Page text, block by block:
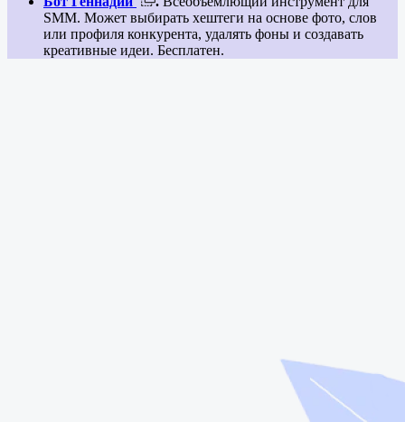
SMM. Может выбирать хештеги на основе фото, слов
или профиля конкурента, удалять фоны и создавать
креативные идеи. Бесплатен.